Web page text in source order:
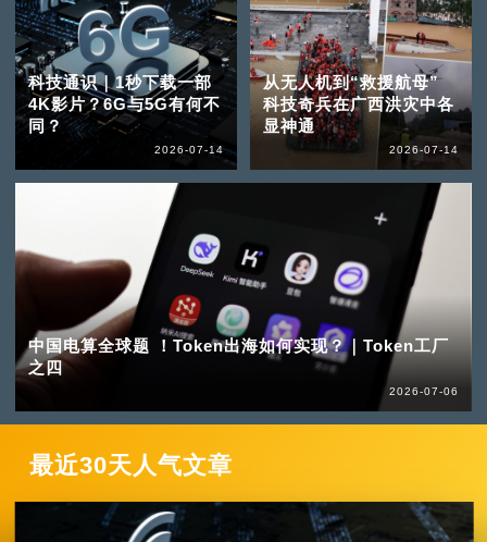
科技通识｜1秒下载一部
4K影片？6G与5G有何不
同？
2026-07-14
从无人机到“救援航母”
科技奇兵在广西洪灾中各
显神通
2026-07-14
中国电算全球题 ！Token出海如何实现？｜Token工厂
之四
2026-07-06
最近30天人气文章